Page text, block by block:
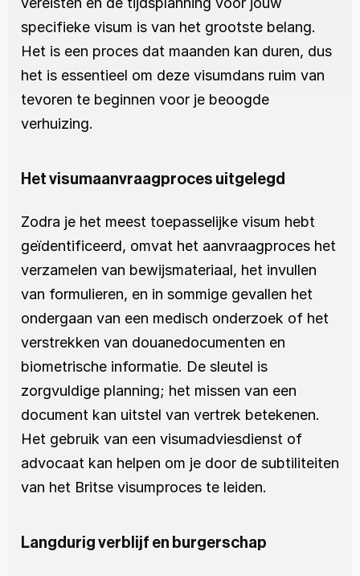
specifieke visum is van het grootste belang.
Het is een proces dat maanden kan duren, dus
het is essentieel om deze visumdans ruim van
tevoren te beginnen voor je beoogde
verhuizing.
Het visumaanvraagproces uitgelegd
Zodra je het meest toepasselijke visum hebt
geïdentificeerd, omvat het aanvraagproces het
verzamelen van bewijsmateriaal, het invullen
van formulieren, en in sommige gevallen het
ondergaan van een medisch onderzoek of het
verstrekken van douanedocumenten en
biometrische informatie. De sleutel is
zorgvuldige planning; het missen van een
document kan uitstel van vertrek betekenen.
Het gebruik van een visumadviesdienst of
advocaat kan helpen om je door de subtiliteiten
van het Britse visumproces te leiden.
Langdurig verblijf en burgerschap